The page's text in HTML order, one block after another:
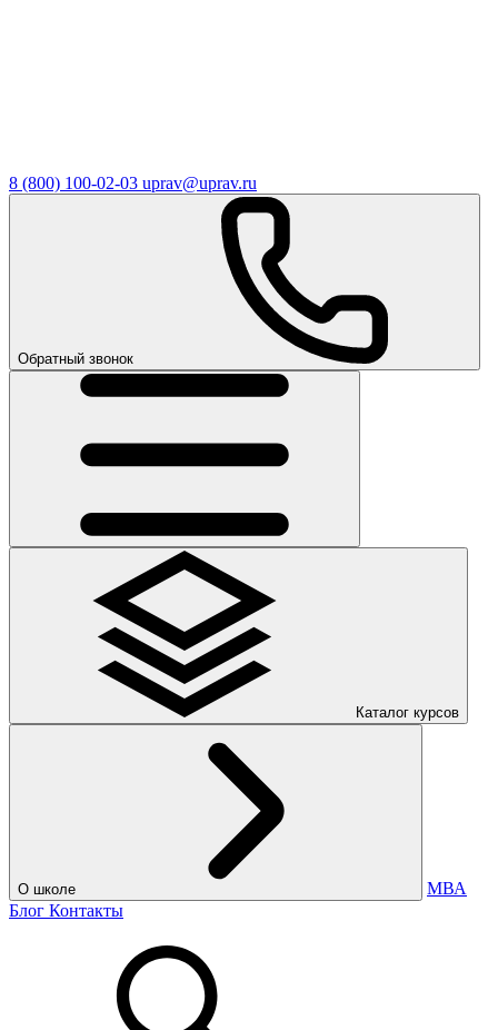
8 (800) 100-02-03 uprav@uprav.ru
Обратный звонок
Каталог курсов
О школе
МВА
Блог Контакты